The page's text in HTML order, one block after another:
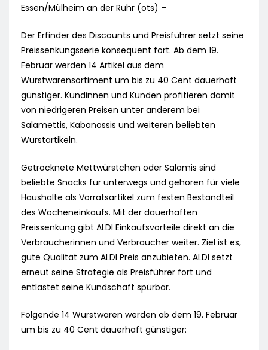
Essen/Mülheim an der Ruhr (ots) –
Der Erfinder des Discounts und Preisführer setzt seine
Preissenkungsserie konsequent fort. Ab dem 19.
Februar werden 14 Artikel aus dem
Wurstwarensortiment um bis zu 40 Cent dauerhaft
günstiger. Kundinnen und Kunden profitieren damit
von niedrigeren Preisen unter anderem bei
Salamettis, Kabanossis und weiteren beliebten
Wurstartikeln.
Getrocknete Mettwürstchen oder Salamis sind
beliebte Snacks für unterwegs und gehören für viele
Haushalte als Vorratsartikel zum festen Bestandteil
des Wocheneinkaufs. Mit der dauerhaften
Preissenkung gibt ALDI Einkaufsvorteile direkt an die
Verbraucherinnen und Verbraucher weiter. Ziel ist es,
gute Qualität zum ALDI Preis anzubieten. ALDI setzt
erneut seine Strategie als Preisführer fort und
entlastet seine Kundschaft spürbar.
Folgende 14 Wurstwaren werden ab dem 19. Februar
um bis zu 40 Cent dauerhaft günstiger: